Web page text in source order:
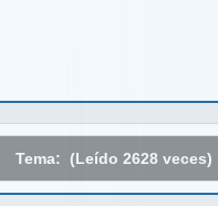
Tema: (Leído 2628 veces)